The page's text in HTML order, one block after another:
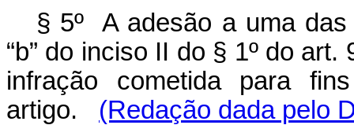
§ 5º A adesão a uma
“b” do inciso II do § 1º do
infração cometida para
artigo.
(Redação dada pelo